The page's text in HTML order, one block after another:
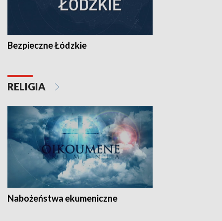
Bezpieczne Łódzkie
RELIGIA
Nabożeństwa ekumeniczne